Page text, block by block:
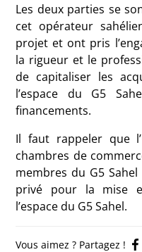
Les deux parties se
cet opérateur
projet et ont pris
la rigueur et le
de capitaliser les
l’espace du G5
financements.
Il faut rappeler que
chambres de
membres du G5
privé pour la mise
l’espace du G5 Sahel.
Vous aimez ? Partagez !